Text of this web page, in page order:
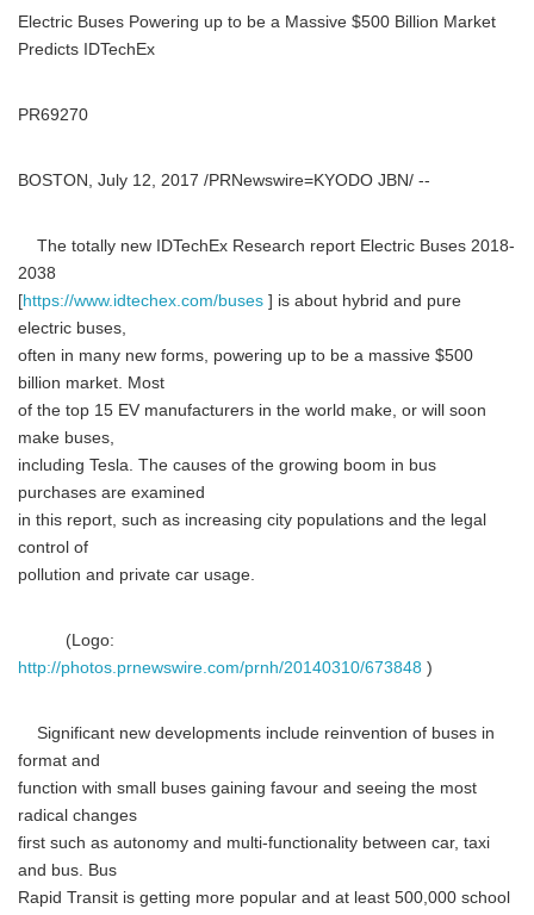
Electric Buses Powering up to be a Massive $500 Billion Market
Predicts IDTechEx
PR69270
BOSTON, July 12, 2017 /PRNewswire=KYODO JBN/ --
The totally new IDTechEx Research report Electric Buses 2018-
2038
[https://www.idtechex.com/buses ] is about hybrid and pure
electric buses,
often in many new forms, powering up to be a massive $500
billion market. Most
of the top 15 EV manufacturers in the world make, or will soon
make buses,
including Tesla. The causes of the growing boom in bus
purchases are examined
in this report, such as increasing city populations and the legal
control of
pollution and private car usage.
(Logo:
http://photos.prnewswire.com/prnh/20140310/673848 )
Significant new developments include reinvention of buses in
format and
function with small buses gaining favour and seeing the most
radical changes
first such as autonomy and multi-functionality between car, taxi
and bus. Bus
Rapid Transit is getting more popular and at least 500,000 school